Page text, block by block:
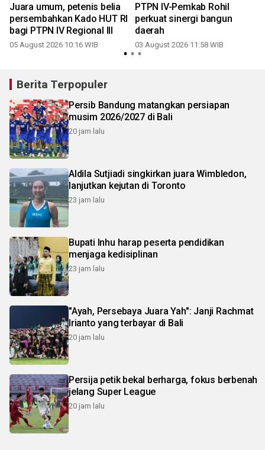
Juara umum, petenis belia
persembahkan Kado HUT RI
bagi PTPN IV Regional III
05 August 2026 10:16 WIB
PTPN IV-Pemkab Rohil
perkuat sinergi bangun
daerah
03 August 2026 11:58 WIB
Berita Terpopuler
Persib Bandung matangkan persiapan
musim 2026/2027 di Bali
20 jam lalu
Aldila Sutjiadi singkirkan juara Wimbledon,
lanjutkan kejutan di Toronto
23 jam lalu
Bupati Inhu harap peserta pendidikan
menjaga kedisiplinan
23 jam lalu
"Ayah, Persebaya Juara Yah": Janji Rachmat
Irianto yang terbayar di Bali
20 jam lalu
Persija petik bekal berharga, fokus berbenah
jelang Super League
20 jam lalu